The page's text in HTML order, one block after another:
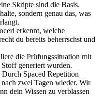
Skripte sind die Basis.
sondern genau das, was
erkennt, welche
du bereits beherrschst und
die Prüfungssituation mit
generiert wurden.
Durch Spaced Repetition
zwei Tagen wieder. Wir
dein Wissen zu verblassen